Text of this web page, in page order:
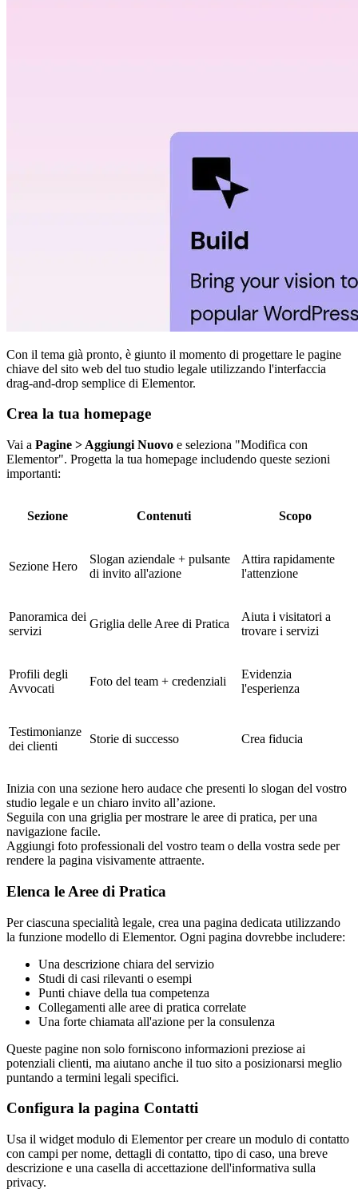
Con il tema già pronto, è giunto il momento di progettare le pagine
chiave del sito web del tuo studio legale utilizzando l'interfaccia
drag-and-drop semplice di Elementor.
Crea la tua homepage
Vai a Pagine > Aggiungi Nuovo e seleziona "Modifica con
Elementor". Progetta la tua homepage includendo queste sezioni
importanti:
Sezione Contenuti Scopo
Sezione Hero
Slogan aziendale + pulsante
di invito all'azione
Attira rapidamente
l'attenzione
Panoramica dei
servizi
Griglia delle Aree di Pratica
Aiuta i visitatori a
trovare i servizi
Profili degli
Avvocati
Foto del team + credenziali
Evidenzia
l'esperienza
Testimonianze
dei clienti
Storie di successo Crea fiducia
Inizia con una sezione hero audace che presenti lo slogan del vostro
studio legale e un chiaro invito all’azione.
Seguila con una griglia per mostrare le aree di pratica, per una
navigazione facile.
Aggiungi foto professionali del vostro team o della vostra sede per
rendere la pagina visivamente attraente.
Elenca le Aree di Pratica
Per ciascuna specialità legale, crea una pagina dedicata utilizzando
la funzione modello di Elementor. Ogni pagina dovrebbe includere:
Una descrizione chiara del servizio
Studi di casi rilevanti o esempi
Punti chiave della tua competenza
Collegamenti alle aree di pratica correlate
Una forte chiamata all'azione per la consulenza
Queste pagine non solo forniscono informazioni preziose ai
potenziali clienti, ma aiutano anche il tuo sito a posizionarsi meglio
puntando a termini legali specifici.
Configura la pagina Contatti
Usa il widget modulo di Elementor per creare un modulo di contatto
con campi per nome, dettagli di contatto, tipo di caso, una breve
descrizione e una casella di accettazione dell'informativa sulla
privacy.